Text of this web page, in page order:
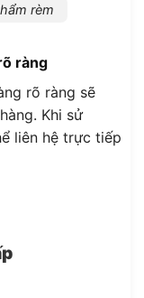
rèm
ràng
rõ ràng sẽ
Khi sử
liên hệ trực tiếp